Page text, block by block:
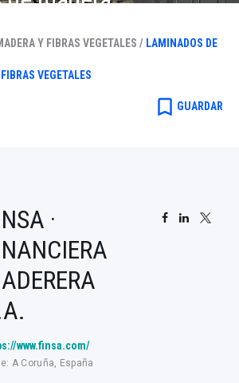
vegetales
Y FIBRAS VEGETALES / LAMINADOS DE
VEGETALES
bookmark_border GUARDAR
·
www.finsa.com/
A Coruña, España